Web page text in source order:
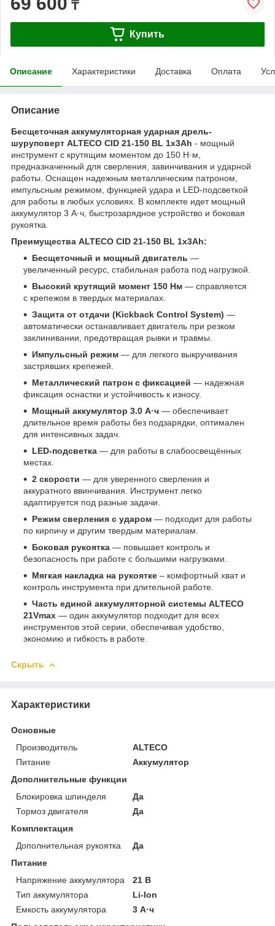
₸
Купить
Описание Характеристики Доставка Оплата
Описание
Бесщеточная аккумуляторная ударная дрель-
шуруповерт ALTECO CID 21-150 BL 1x3Ah - мощный
инструмент с крутящим моментом до 150 Н·м,
предназначенный для сверления, завинчивания и ударной
работы. Оснащен надежным металлическим патроном,
импульсным режимом, функцией удара и LED-подсветкой
для работы в любых условиях. В комплекте идет мощный
аккумулятор 3 А·ч, быстрозарядное устройство и боковая
рукоятка.
Преимущества ALTECO CID 21-150 BL 1x3Ah:
Бесщеточный и мощный двигатель —
увеличенный ресурс, стабильная работа под нагрузкой.
Высокий крутящий момент 150 Нм — справляется
с крепежом в твердых материалах.
Защита от отдачи (Kickback Control System) —
автоматически останавливает двигатель при резком
заклинивании, предотвращая рывки и травмы.
Импульсный режим — для легкого выкручивания
застрявших крепежей.
Металлический патрон с фиксацией — надежная
фиксация оснастки и устойчивость к износу.
Мощный аккумулятор 3.0 А·ч — обеспечивает
длительное время работы без подзарядки, оптимален
для интенсивных задач.
LED-подсветка — для работы в слабоосвещённых
местах.
2 скорости — для уверенного сверления и
аккуратного ввинчивания. Инструмент легко
адаптируется под разные задачи.
Режим сверления с ударом — подходит для работы
по кирпичу и другим твердым материалам.
Боковая рукоятка — повышает контроль и
безопасность при работе с большими нагрузками.
Мягкая накладка на рукоятке – комфортный хват и
контроль инструмента при длительной работе.
Часть единой аккумуляторной системы ALTECO
21Vmax — один аккумулятор подходит для всех
инструментов этой серии, обеспечивая удобство,
экономию и гибкость в работе.
Скрыть
Характеристики
Основные
Производитель
ALTECO
Питание
Аккумулятор
Дополнительные функции
Блокировка шпинделя
Да
Тормоз двигателя
Да
Комплектация
Дополнительная рукоятка
Да
Питание
Напряжение аккумулятора
21 В
Тип аккумулятора
Li-Ion
Емкость аккумулятора
3 А·ч